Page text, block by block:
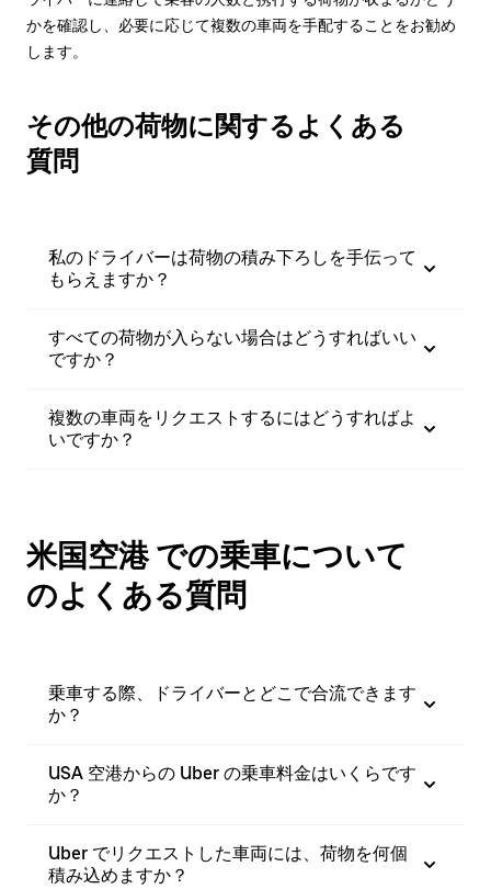
かを確認し、必要に応じて複数の車両を手配することをお勧め
します。
その他の荷物に関するよくある
質問
私のドライバーは荷物の積み下ろしを手伝って
もらえますか？
すべての荷物が入らない場合はどうすればいい
ですか？
複数の車両をリクエストするにはどうすればよ
いですか？
米国空港 での乗車について
のよくある質問
乗車する際、ドライバーとどこで合流できます
か？
USA 空港からの Uber の乗車料金はいくらです
か？
Uber でリクエストした車両には、荷物を何個
積み込めますか？